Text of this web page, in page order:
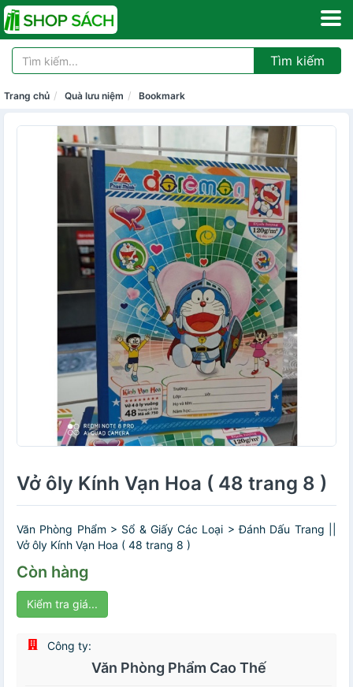
Tìm kiếm
Trang chủ Quà lưu niệm Bookmark
Vở ôly Kính Vạn Hoa ( 48 trang 8 )
Văn Phòng Phẩm > Sổ & Giấy Các Loại > Đánh Dấu Trang ||
Vở ôly Kính Vạn Hoa ( 48 trang 8 )
Còn hàng
Kiểm tra giá...
Công ty:
Văn Phòng Phẩm Cao Thế